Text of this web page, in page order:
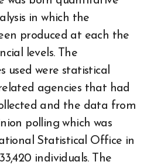
in which the
produced at each the
levels. The
used were statistical
agencies that had
and the data from
polling which was
Statistical Office in
individuals. The